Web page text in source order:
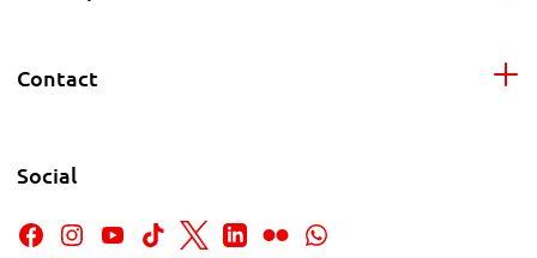
Contact
Social